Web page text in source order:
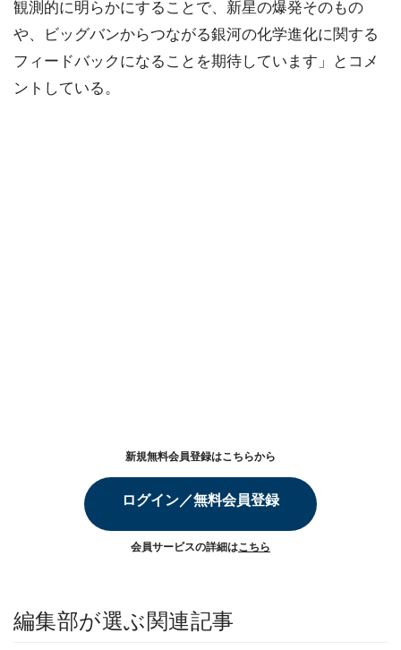
観測的に明らかにすることで、新星の爆発そのもの
や、ビッグバンからつながる銀河の化学進化に関する
フィードバックになることを期待しています」とコメ
ントしている。
新規無料会員登録はこちらから
ログイン／無料会員登録
会員サービスの詳細はこちら
編集部が選ぶ関連記事